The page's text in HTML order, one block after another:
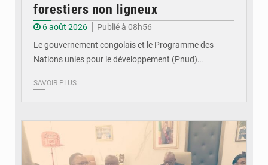
forestiers non ligneux
6 août 2026
Publié à 08h56
Le gouvernement congolais et le Programme des
Nations unies pour le développement (Pnud)…
SAVOIR PLUS